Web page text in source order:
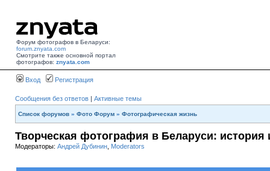
Форум фотографов в Беларуси:
forum.znyata.com
Смотрите также основной портал
фотографов: znyata.com
Вход Регистрация
Сообщения без ответов | Активные темы
Список форумов » Фото Форум » Фотографическая жизнь
Творческая фотография в Беларуси: история
Модераторы: Андрей Дубинин Moderators